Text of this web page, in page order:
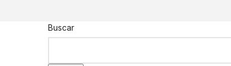
Buscar